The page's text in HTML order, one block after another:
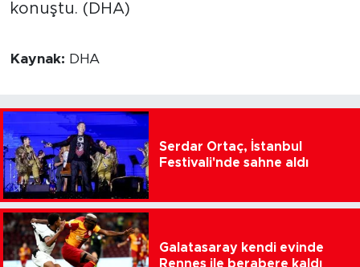
konuştu. (DHA)
Kaynak: DHA
Serdar Ortaç, İstanbul
Festivali'nde sahne aldı
Galatasaray kendi evinde
Rennes ile berabere kaldı